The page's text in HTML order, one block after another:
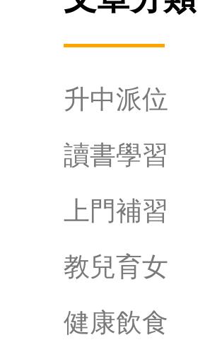
升中派位
讀書學習
上門補習
教兒育女
健康飲食